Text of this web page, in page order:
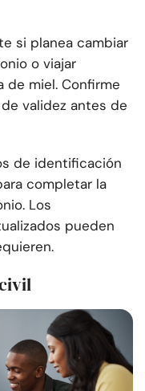
si planea cambiar
o viajar
de miel. Confirme
validez antes de
de identificación
completar la
Los
pueden